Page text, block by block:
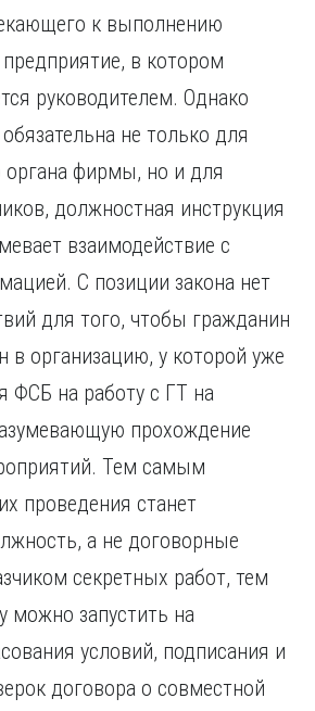
к выполнению
в котором
руководителем. Однако
не только для
органа фирмы, но и для
должностная инструкция
взаимодействие с
С позиции закона нет
для того, чтобы гражданин
в организацию, у которой уже
ФСБ на работу с ГТ на
прохождение
Тем самым
проведения станет
а не договорные
секретных работ, тем
можно запустить на
условий, подписания и
договора о совместной